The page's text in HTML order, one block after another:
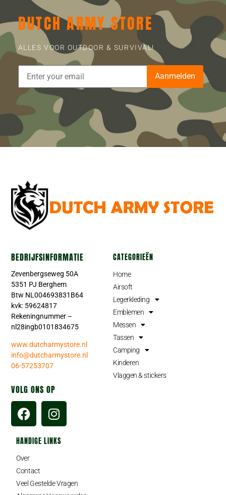
DUTCH ARMY STORE
ALLES VOOR OUTDOOR & SURVIVAL!
Aanmelden
BEDRIJFSINFORMATIE
Zevenbergseweg 50A
5351 PJ Berghem
Btw NL004693831B64
kvk: 59624817
Rekeningnummer –
nl28ingb0101834675
www.dutcharmystore.nl
info@dutcharmystore.nl
06-57253707
VOLG ONS OP
CATEGORIEËN
Home
Airsoft
Legerkleding
Emblemen
Messen
Tassen
Camping
Kinderen
Vlaggen & stickers
HANDIGE LINKS
Over
Contact
Veel Gestelde Vragen